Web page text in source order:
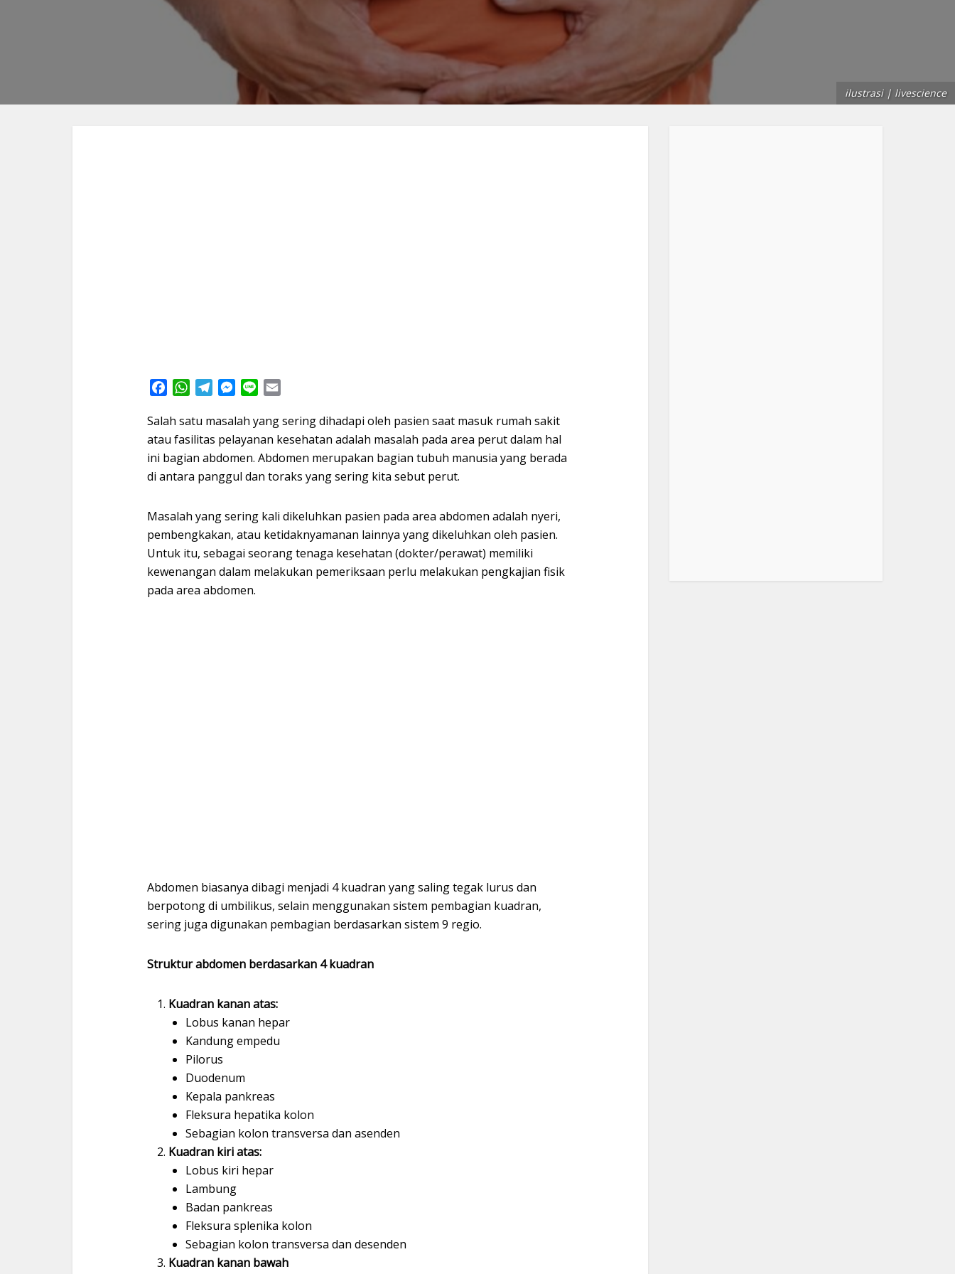
ilustrasi | livescience
FacebookWhatsApp
TelegramMessenger
Line
Salah satu masalah yang sering dihadapi oleh pasien saat masuk rumah sakit
atau fasilitas pelayanan kesehatan adalah masalah pada area perut dalam hal
ini bagian abdomen. Abdomen merupakan bagian tubuh manusia yang berada
di antara panggul dan toraks yang sering kita sebut perut.
Masalah yang sering kali dikeluhkan pasien pada area abdomen adalah nyeri,
pembengkakan, atau ketidaknyamanan lainnya yang dikeluhkan oleh pasien.
Untuk itu, sebagai seorang tenaga kesehatan (dokter/perawat) memiliki
kewenangan dalam melakukan pemeriksaan perlu melakukan pengkajian fisik
pada area abdomen.
Abdomen biasanya dibagi menjadi 4 kuadran yang saling tegak lurus dan
berpotong di umbilikus, selain menggunakan sistem pembagian kuadran,
sering juga digunakan pembagian berdasarkan sistem 9 regio.
Struktur abdomen berdasarkan 4 kuadran
Kuadran kanan atas:
Lobus kanan hepar
Kandung empedu
Pilorus
Duodenum
Kepala pankreas
Fleksura hepatika kolon
Sebagian kolon transversa dan asenden
Kuadran kiri atas:
Lobus kiri hepar
Lambung
Badan pankreas
Fleksura splenika kolon
Sebagian kolon transversa dan desenden
Kuadran kanan bawah